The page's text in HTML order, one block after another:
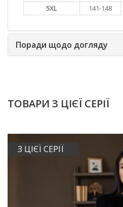
5XL
141-148
Поради щодо догляду
ТОВАРИ З ЦІЄЇ СЕРІЇ
З ЦІЄЇ СЕРІЇ